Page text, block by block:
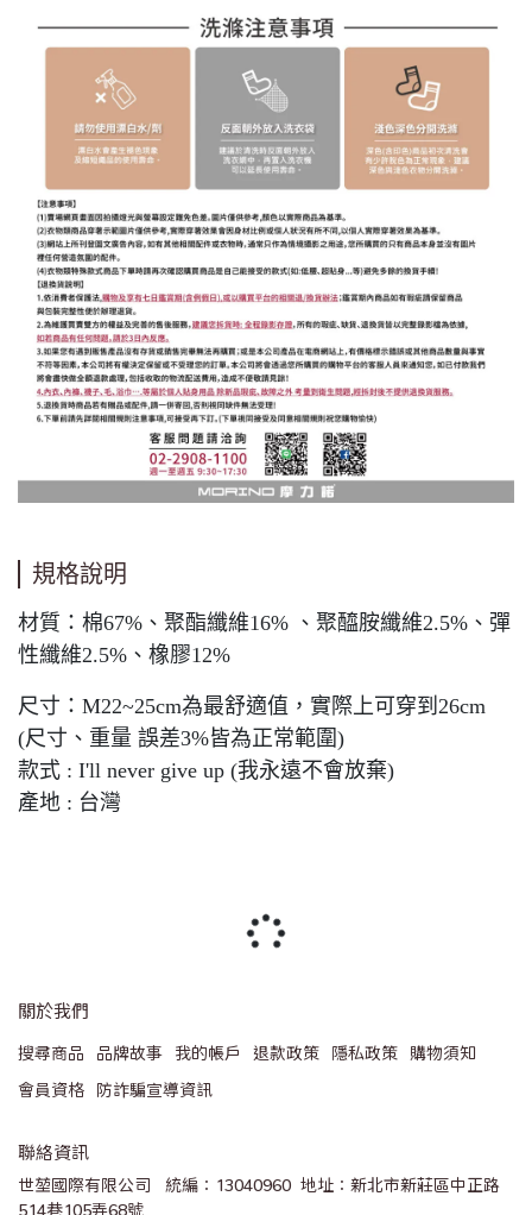
規格說明
材質：棉67%、聚酯纖維16% 、聚醯胺纖維2.5%、彈
性纖維2.5%、橡膠12%
尺寸：M22~25cm為最舒適值，實際上可穿到26cm
(尺寸、重量 誤差3%皆為正常範圍)
款式 : I'll never give up (我永遠不會放棄)
產地 : 台灣
關於我們
搜尋商品 品牌故事 我的帳戶 退款政策 隱私政策
購物須知
會員資格
防詐騙宣導資訊
聯絡資訊
世堃國際有限公司   統編：13040960  地址：新北市新莊區中正路
514巷105弄68號